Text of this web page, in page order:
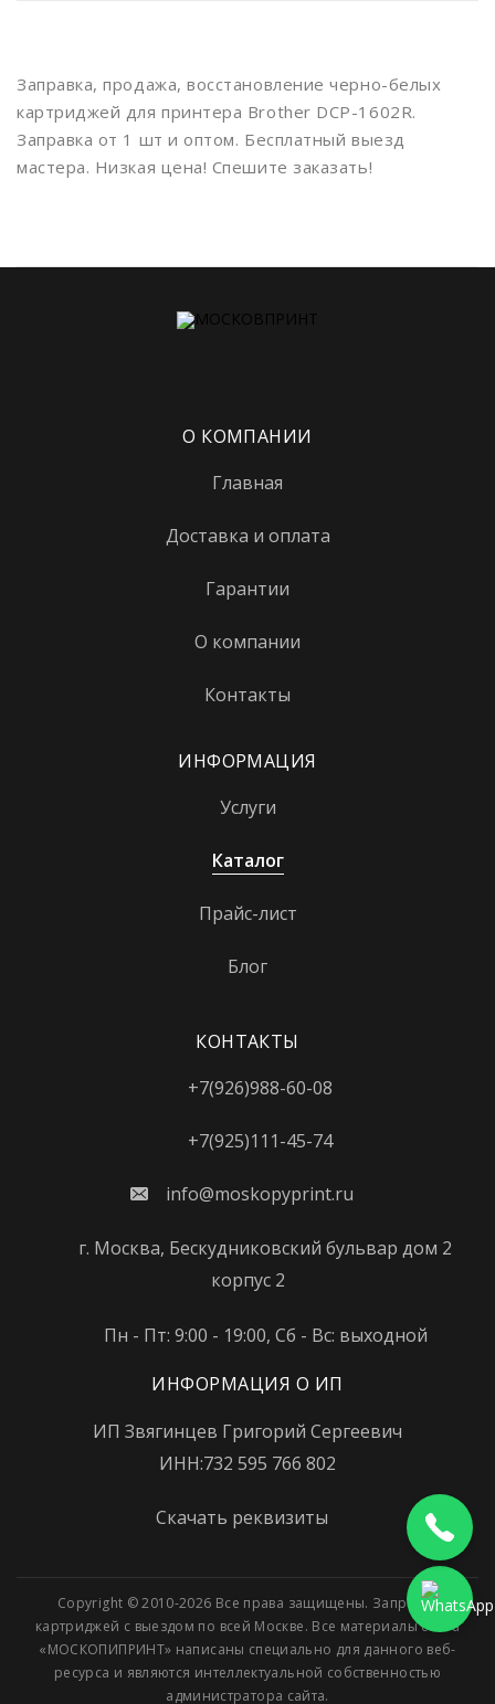
Имя*
Заправка, продажа, восстановление черно-белых
картриджей для принтера Brother DCP-1602R.
Заправка от 1 шт и оптом. Бесплатный выезд
мастера. Низкая цена! Спешите заказать!
О КОМПАНИИ
Главная
Доставка и оплата
Гарантии
О компании
Контакты
ИНФОРМАЦИЯ
Услуги
Каталог
Прайс-лист
Блог
КОНТАКТЫ
+7(926)988-60-08
+7(925)111-45-74
info@moskopyprint.ru
г. Москва, Бескудниковский бульвар дом 2
корпус 2
Пн - Пт: 9:00 - 19:00, Сб - Вс: выходной
ИНФОРМАЦИЯ О ИП
ИП Звягинцев Григорий Сергеевич
ИНН:732 595 766 802
Скачать реквизиты
Copyright © 2010-2026 Все права защищены. Заправка
картриджей с выездом по всей Москве. Все материалы сайта
«МОСКОПИПРИНТ» написаны специально для данного веб-
ресурса и являются интеллектуальной собственностью
администратора сайта.